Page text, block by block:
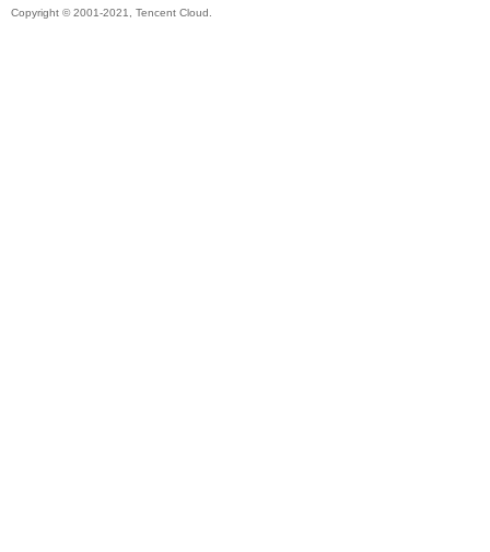
Copyright © 2001-2021, Tencent Cloud.